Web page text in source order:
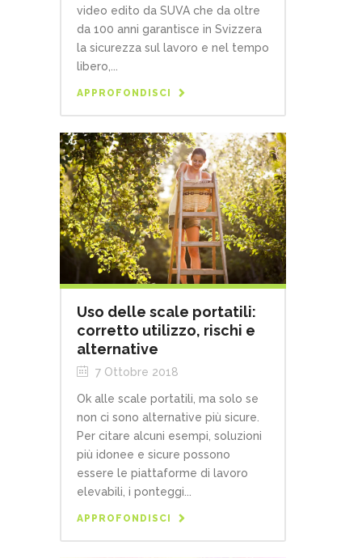
video edito da SUVA che da oltre
da 100 anni garantisce in Svizzera
la sicurezza sul lavoro e nel tempo
libero,...
APPROFONDISCI
Uso delle scale portatili:
corretto utilizzo, rischi e
alternative
7 Ottobre 2018
Ok alle scale portatili, ma solo se
non ci sono alternative più sicure.
Per citare alcuni esempi, soluzioni
più idonee e sicure possono
essere le piattaforme di lavoro
elevabili, i ponteggi...
APPROFONDISCI